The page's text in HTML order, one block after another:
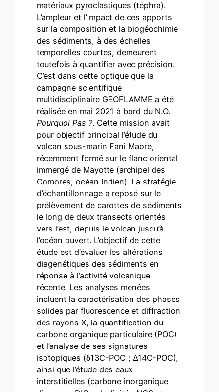
matériaux pyroclastiques (téphra).
L’ampleur et l’impact de ces apports
sur la composition et la biogéochimie
des sédiments, à des échelles
temporelles courtes, demeurent
toutefois à quantifier avec précision.
C’est dans cette optique que la
campagne scientifique
multidisciplinaire GEOFLAMME a été
réalisée en mai 2021 à bord du N.O.
Pourquoi Pas ?. Cette mission avait
pour objectif principal l’étude du
volcan sous-marin Fani Maore,
récemment formé sur le flanc oriental
immergé de Mayotte (archipel des
Comores, océan Indien). La stratégie
d’échantillonnage a reposé sur le
prélèvement de carottes de sédiments
le long de deux transects orientés
vers l’est, depuis le volcan jusqu’à
l’océan ouvert. L’objectif de cette
étude est d’évaluer les altérations
diagenétiques des sédiments en
réponse à l’activité volcanique
récente. Les analyses menées
incluent la caractérisation des phases
solides par fluorescence et diffraction
des rayons X, la quantification du
carbone organique particulaire (POC)
et l’analyse de ses signatures
isotopiques (δ13C-POC ; Δ14C-POC),
ainsi que l’étude des eaux
interstitielles (carbone inorganique